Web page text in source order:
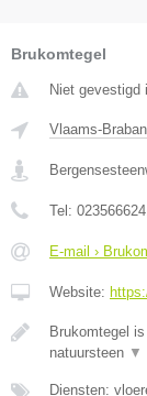
Brukomtegel
Niet gevestigd
Vlaams-
Tel: 023566624
E-mail ›
Website:
Brukomtegel
natuursteen ▼
Diensten: